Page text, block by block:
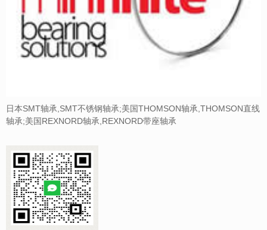
日本SMT轴承,SMT不锈钢轴承;美国THOMSON轴承,THOMSON直线
轴承;美国REXNORD轴承,REXNORD带座轴承